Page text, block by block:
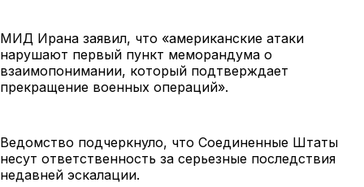
МИД Ирана заявил, что «американские атаки
нарушают первый пункт меморандума о
взаимопонимании, который подтверждает
прекращение военных операций».
Ведомство подчеркнуло, что Соединенные Штаты
несут ответственность за серьезные последствия
недавней эскалации.